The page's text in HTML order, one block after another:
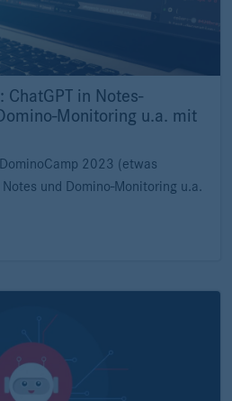
ChatGPT in Notes-
Monitoring u.a. mit
2023 (etwas
und Domino-Monitoring u.a.